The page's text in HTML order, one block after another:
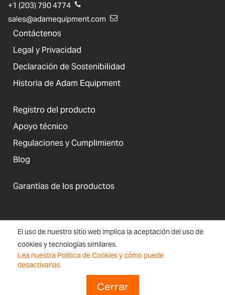
El uso de nuestro sitio web implica la aceptación del uso de
cookies y tecnologías similares.
Lea nuestra Política de Cookies y cómo puede
desactivarlas
Cerrar
+1 (203) 790 4774
sales@adamequipment.com
Contáctenos
Legal y Privacidad
Declaración de Sostenibilidad
Historia de Adam Equipment
Registro del producto
Apoyo técnico
Regulaciones y Cumplimiento
Blog
Garantías de los productos
Estados Unidos
Términos y
Condiciones
Accesibilidad, Cookies e
Información del Sitio Web
en el boletín
Copyright © 2026 Adam Equipment